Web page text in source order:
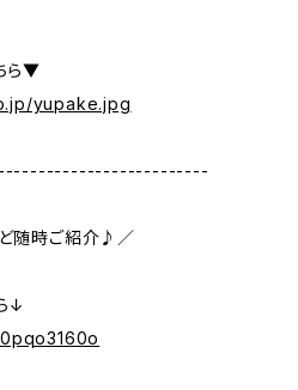
ら▼
yupake.jpg
随時ご紹介♪／
↓